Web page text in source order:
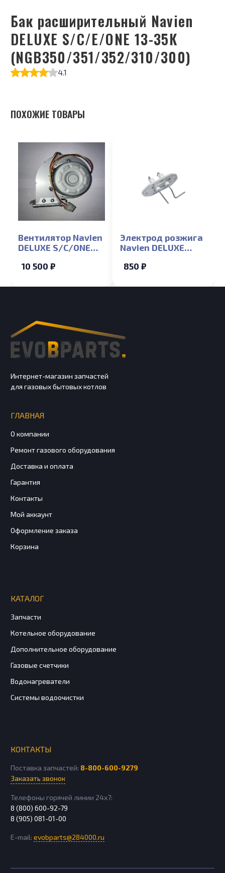
Бак расширительный Navien
DELUXE S/C/E/ONE 13-35К
(NGB350/351/352/310/300)
4.1
ПОХОЖИЕ ТОВАРЫ
Вентилятор Navien
DELUXE S/C/ONE
(NGB350/351/352/300)
10 500 ₽
Электрод розжига
Navien DELUXE
(NGB350/351/352/300)
850 ₽
Интернет-магазин запчастей
для газовых бытовых котлов
ГЛАВНАЯ
О компании
Ремонт газового оборудования
Доставка и оплата
Гарантия
Контакты
Мой аккаунт
Оформление заказа
Корзина
КАТАЛОГ
Запчасти
Котельное оборудование
Дополнительное оборудование
Газовые счетчики
Водонагреватели
Системы водоочистки
КОНТАКТЫ
Поставка запчастей: 8-800-600-9279
Заказать звонок
Телефоны горячей линии 24х7:
8 (800) 600-92-79
8 (905) 081-01-00
E-mail: evobparts@284000.ru